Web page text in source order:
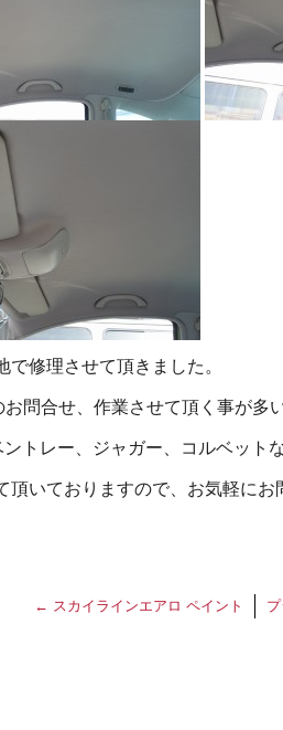
で修理させて頂きました。
問合せ、作業させて頂く事が多
ントレー、ジャガー、コルベット
頂いておりますので、お気軽にお
← スカイラインエアロ ペイント